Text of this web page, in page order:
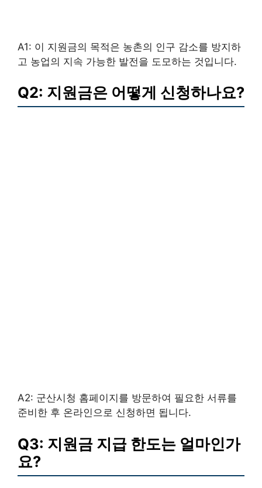
A1: 이 지원금의 목적은 농촌의 인구 감소를 방지하
고 농업의 지속 가능한 발전을 도모하는 것입니다.
Q2: 지원금은 어떻게 신청하나요?
A2: 군산시청 홈페이지를 방문하여 필요한 서류를
준비한 후 온라인으로 신청하면 됩니다.
Q3: 지원금 지급 한도는 얼마인가
요?